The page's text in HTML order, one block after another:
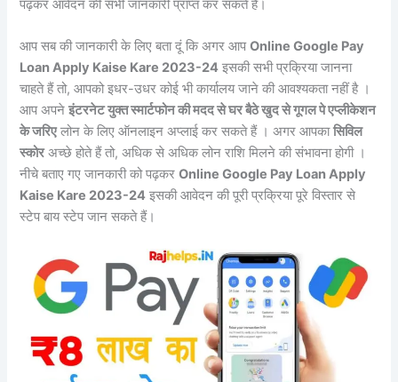
पढ़कर आवेदन की सभी जानकारी प्राप्त कर सकते हैं।
आप सब की जानकारी के लिए बता दूं कि अगर आपOnline Google Pay
Loan Apply Kaise Kare 2023-24 इसकी सभी प्रक्रिया जानना
चाहते हैं तो, आपको इधर-उधर कोई भी कार्यालय जाने की आवश्यकता नहीं है ।
आप अपनेइंटरनेट युक्त स्मार्टफोन की मदद से घर बैठे खुद से गूगल पे एप्लीकेशन
के जरिएलोन के लिए ऑनलाइन अप्लाई कर सकते हैं । अगर आपकासिविल
स्कोरअच्छे होते हैं तो, अधिक से अधिक लोन राशि मिलने की संभावना होगी ।
नीचे बताए गए जानकारी को पढ़करOnline Google Pay Loan Apply
Kaise Kare 2023-24 इसकी आवेदन की पूरी प्रक्रिया पूरे विस्तार से
स्टेप बाय स्टेप जान सकते हैं।